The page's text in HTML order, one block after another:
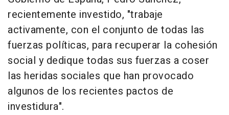
recientemente investido, "trabaje
activamente, con el conjunto de todas las
fuerzas políticas, para recuperar la cohesión
social y dedique todas sus fuerzas a coser
las heridas sociales que han provocado
algunos de los recientes pactos de
investidura".